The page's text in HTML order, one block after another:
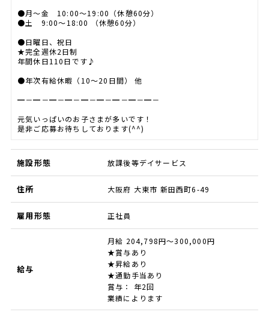
●月～金 10:00～19:00（休憩60分）
●土 9:00～18:00 （休憩60分）
●日曜日、祝日
★完全週休2日制
年間休日110日です♪
●年次有給休暇（10～20日間） 他
━－━－━－━－━－━－━－━－━－
元気いっぱいのお子さまが多いです！
是非ご応募お待ちしております(^^)
施設形態 放課後等デイサービス
住所 大阪府 大東市 新田西町6-49
雇用形態 正社員
給与
月給 204,798円～300,000円
★賞与あり
★昇給あり
★通勤手当あり
賞与： 年2回
業績によります